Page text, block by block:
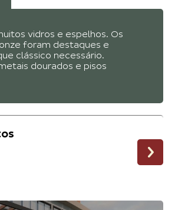
vidros e espelhos. Os
foram destaques e
clássico necessário.
dourados e pisos